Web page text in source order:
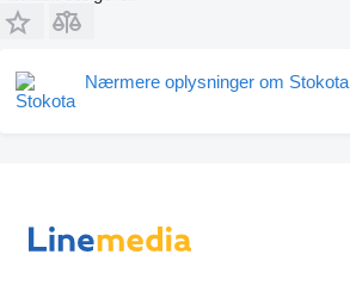
Nærmere oplysninger om Stokota